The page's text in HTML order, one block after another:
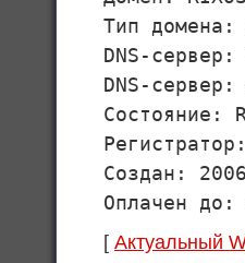
Тип домена:
DNS-
DNS-
Состояние:
Регистратор:
Создан:
Оплачен
[ Актуальный